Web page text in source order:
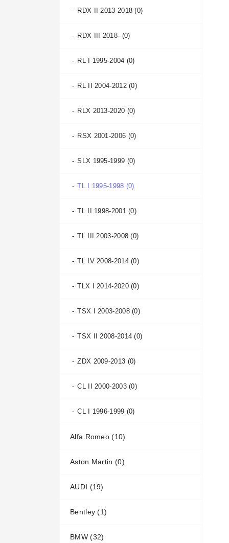
RDX II 2013-2018 (0)
RDX III 2018- (0)
RL I 1995-2004 (0)
RL II 2004-2012 (0)
RLX 2013-2020 (0)
RSX 2001-2006 (0)
SLX 1995-1999 (0)
TL I 1995-1998 (0)
TL II 1998-2001 (0)
TL III 2003-2008 (0)
TL IV 2008-2014 (0)
TLX I 2014-2020 (0)
TSX I 2003-2008 (0)
TSX II 2008-2014 (0)
ZDX 2009-2013 (0)
CL II 2000-2003 (0)
CL I 1996-1999 (0)
Alfa Romeo (10)
145 1994-2001 (0)
146 1994-2001 (0)
147 2000-2010 (2)
155 1992-1997 (0)
Aston Martin (0)
DB11 2016- (0)
DB7 1994-2003 (0)
DB9 2003-2016 (0)
AUDI (19)
100 C3 1982-1988 (0)
100 C3 1988-1991 (0)
Bentley (1)
Arnage (0)
BMW (32)